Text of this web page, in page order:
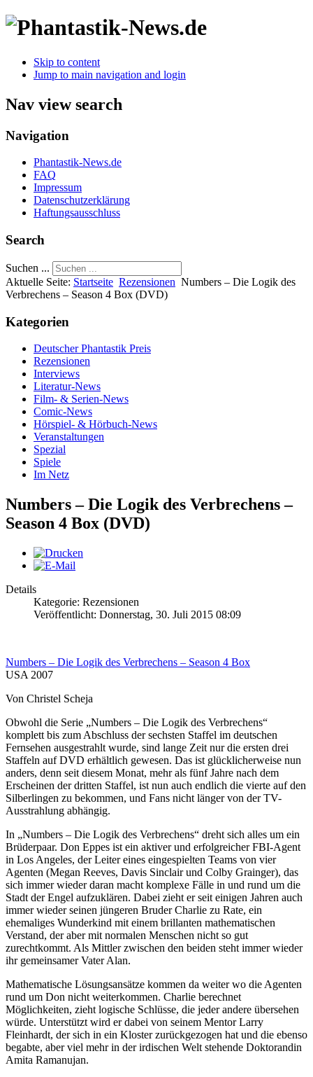
Skip to content
Jump to main navigation and login
Nav view search
Navigation
Phantastik-News.de
FAQ
Impressum
Datenschutzerklärung
Haftungsausschluss
Search
Suchen ...
Aktuelle Seite: Startseite Rezensionen Numbers – Die Logik des
Verbrechens – Season 4 Box (DVD)
Kategorien
Deutscher Phantastik Preis
Rezensionen
Interviews
Literatur-News
Film- & Serien-News
Comic-News
Hörspiel- & Hörbuch-News
Veranstaltungen
Spezial
Spiele
Im Netz
Numbers – Die Logik des Verbrechens –
Season 4 Box (DVD)
Details
Kategorie: Rezensionen
Veröffentlicht: Donnerstag, 30. Juli 2015 08:09
Numbers – Die Logik des Verbrechens – Season 4 Box
USA 2007
Von Christel Scheja
Obwohl die Serie „Numbers – Die Logik des Verbrechens“
komplett bis zum Abschluss der sechsten Staffel im deutschen
Fernsehen ausgestrahlt wurde, sind lange Zeit nur die ersten drei
Staffeln auf DVD erhältlich gewesen. Das ist glücklicherweise nun
anders, denn seit diesem Monat, mehr als fünf Jahre nach dem
Erscheinen der dritten Staffel, ist nun auch endlich die vierte auf den
Silberlingen zu bekommen, und Fans nicht länger von der TV-
Ausstrahlung abhängig.
In „Numbers – Die Logik des Verbrechens“ dreht sich alles um ein
Brüderpaar. Don Eppes ist ein aktiver und erfolgreicher FBI-Agent
in Los Angeles, der Leiter eines eingespielten Teams von vier
Agenten (Megan Reeves, Davis Sinclair und Colby Grainger), das
sich immer wieder daran macht komplexe Fälle in und rund um die
Stadt der Engel aufzuklären. Dabei zieht er seit einigen Jahren auch
immer wieder seinen jüngeren Bruder Charlie zu Rate, ein
ehemaliges Wunderkind mit einem brillanten mathematischen
Verstand, der aber mit normalen Menschen nicht so gut
zurechtkommt. Als Mittler zwischen den beiden steht immer wieder
ihr gemeinsamer Vater Alan.
Mathematische Lösungsansätze kommen da weiter wo die Agenten
rund um Don nicht weiterkommen. Charlie berechnet
Möglichkeiten, zieht logische Schlüsse, die jeder andere übersehen
würde. Unterstützt wird er dabei von seinem Mentor Larry
Fleinhardt, der sich in ein Kloster zurückgezogen hat und die ebenso
begabte, aber viel mehr in der irdischen Welt stehende Doktorandin
Amita Ramanujan.